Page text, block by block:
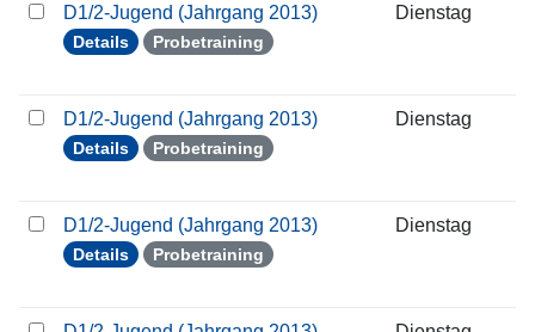
D1/2-Jugend (Jahrgang 2013)
Details Probetraining
Dienstag
D1/2-Jugend (Jahrgang 2013)
Details Probetraining
Dienstag
D1/2-Jugend (Jahrgang 2013)
Details Probetraining
Dienstag